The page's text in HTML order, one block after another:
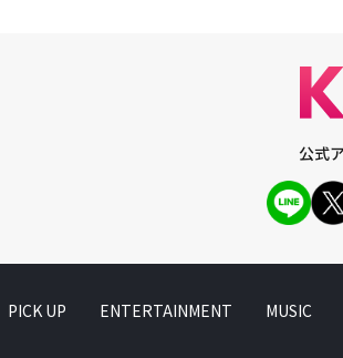
れ多いですし、こんなに喜ばしいことはないです！とて
きたいと思っています。そして、LE SSERAFIMさんと
私のイメージディレクターであるORIHARAさんに描い
っくり眺めていただけると嬉しいです。楽曲、イラスト
「UNFORGIVEN（feat. Nile Rodgers, Ado）-Japanese
加してくださいました。Adoさんが参加してくださるこ
だけると嬉しいです。■リリース情報日本2ndシングル
タートダウンロード/ストリーミングはこちら＜商品情報
公式
PICK UP ENTERTAINMENT MUSIC